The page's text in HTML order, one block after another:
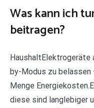
Was kann ich
beitragen?
by-Modus zu belassen
Menge
diese sind langlebiger